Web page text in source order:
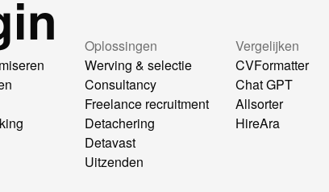
Oplossingen
Werving & selectie
Consultancy
Freelance recruitment
Detachering
Detavast
Uitzenden
Vergelijken
CVFormatter
Chat GPT
Allsorter
HireAra